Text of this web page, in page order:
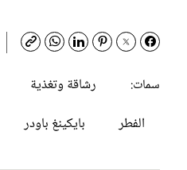
سمات:
رشاقة وتغذية
الفطر
بايكينغ باودر